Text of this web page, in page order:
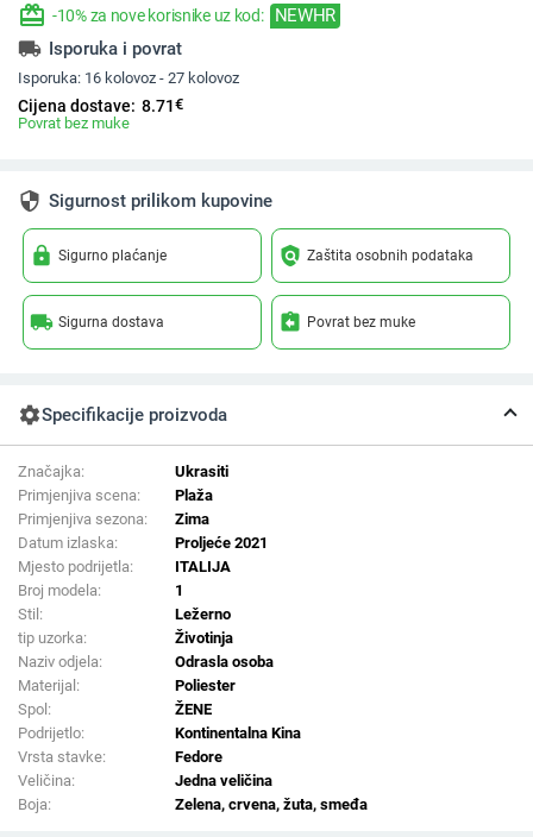
redeem -10% za nove korisnike uz kod: NEWHR
local_shipping Isporuka i povrat
Isporuka: 16 kolovoz - 27 kolovoz
Cijena dostave: 8.71€
Povrat bez muke
security Sigurnost prilikom kupovine
lock Sigurno plaćanje policy Zaštita osobnih podataka
local_shipping Sigurna dostava assignment_return Povrat bez muke
settingsSpecifikacije proizvoda
Značajka:
Ukrasiti
Primjenjiva scena:
Plaža
Primjenjiva sezona:
Zima
Datum izlaska:
Proljeće 2021
Mjesto podrijetla:
ITALIJA
Broj modela:
1
Stil:
Ležerno
tip uzorka:
Životinja
Naziv odjela:
Odrasla osoba
Materijal:
Poliester
Spol:
ŽENE
Podrijetlo:
Kontinentalna Kina
Vrsta stavke:
Fedore
Veličina:
Jedna veličina
Boja:
Zelena, crvena, žuta, smeđa